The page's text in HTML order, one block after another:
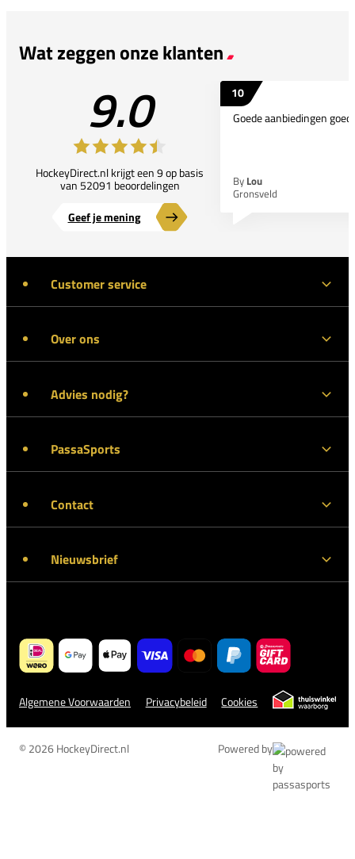
Wat zeggen onze klanten
9.0
HockeyDirect.nl krijgt een 9 op basis
van 52091 beoordelingen
Geef je mening
10
Goede aanbiedingen
By Lou
Gronsveld
Customer service
Over ons
Advies nodig?
PassaSports
Contact
Nieuwsbrief
Algemene Voorwaarden Privacybeleid Cookies
© 2026 HockeyDirect.nl Powered by